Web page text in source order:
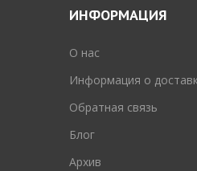
ИНФОРМАЦИЯ
O нас
Информация о
Обратная связь
Блог
Архив